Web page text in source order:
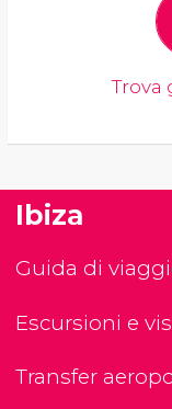
Trova
Ibiza
Guida di
Escursioni e
Transfer